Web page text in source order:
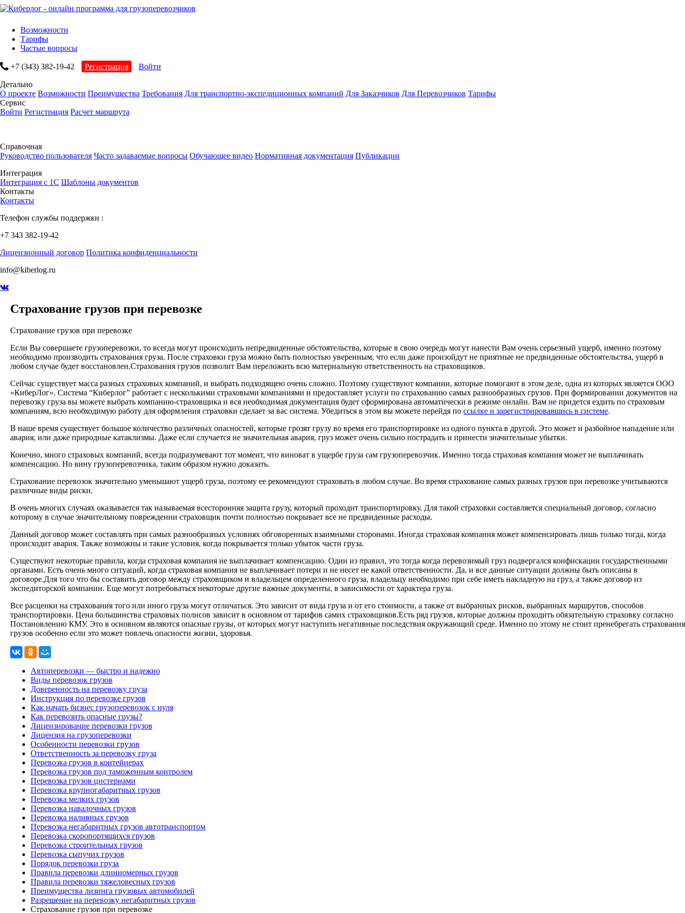
Возможности
Тарифы
Частые вопросы
+7 (343) 382-19-42 Регистрация Войти
Детально
О проекте Возможности Преимущества Требования Для транспортно-экспедиционных компаний Для Заказчиков Для Перевозчиков Тарифы
Сервис
Войти Регистрация Расчет маршрута
Справочная
Руководство пользователя Часто задаваемые вопросы Обучающее видео Нормативная документация Публикации
Интеграция
Интеграция с 1С Шаблоны документов
Контакты
Контакты
Телефон службы поддержки :
+7 343 382-19-42
Лицензионный договор Политика конфиденциальности
info@kiberlog.ru
Страхование грузов при перевозке
Страхование грузов при перевозке
Если Вы совершаете грузоперевозки, то всегда могут происходить непредвиденные обстоятельства, которые в свою очередь могут нанести Вам очень серьезный ущерб, именно поэтому
необходимо производить страхования груза. После страховки груза можно быть полностью уверенным, что если даже произойдут не приятные не предвиденные обстоятельства, ущерб в
любом случае будет восстановлен.Страхования грузов позволит Вам переложить всю материальную ответственность на страховщиков.
Сейчас существует масса разных страховых компаний, и выбрать подходящею очень сложно. Поэтому существуют компании, которые помогают в этом деле, одна из которых является ООО
«КиберЛог». Система “Киберлог” работает с несколькими страховыми компаниями и предоставляет услуги по страхованию самых разнообразных грузов. При формировании документов на
перевозку груза вы можете выбрать компанию-страховщика и вся необходимая документация будет сформирована автоматически в режиме онлайн. Вам не придется ездить по страховым
компаниям, всю необходимую работу для оформления страховки сделает за вас система. Убедиться в этом вы можете перейдя по ссылке и зарегистрировавшись в системе.
В наше время существует большое количество различных опасностей, которые грозят грузу во время его транспортировке из одного пункта в другой. Это может и разбойное нападение или
авария, или даже природные катаклизмы. Даже если случается не значительная авария, груз может очень сильно пострадать и принести значительные убытки.
Конечно, много страховых компаний, всегда подразумевают тот момент, что виноват в ущербе груза сам грузоперевозчик. Именно тогда страховая компания может не выплачивать
компенсацию. Но вину грузоперевозчика, таким образом нужно доказать.
Страхование перевозок значительно уменьшают ущерб груза, поэтому ее рекомендуют страховать в любом случае. Во время страхование самых разных грузов при перевозке учитываются
различные виды риски.
В очень многих случаях оказывается так называемая всесторонняя защита грузу, который проходит транспортировку. Для такой страховки составляется специальный договор, согласно
которому в случае значительному повреждении страховщик почти полностью покрывает все не предвиденные расходы.
Данный договор может составлять при самых разнообразных условиях обговоренных взаимными сторонами. Иногда страховая компания может компенсировать лишь только тогда, когда
происходит авария. Также возможны и такие условия, когда покрывается только убыток части груза.
Существуют некоторые правила, когда страховая компания не выплачивает компенсацию. Один из правил, это тогда когда перевозимый груз подвергался конфискации государственными
органами. Есть очень много ситуаций, когда страховая компания не выплачивает потери и не несет не какой ответственности. Да, и все данные ситуации должны быть описаны в
договоре.Для того что бы составить договор между страховщиком и владельцем определенного груза, владельцу необходимо при себе иметь накладную на груз, а также договор из
экспедиторской компании. Еще могут потребоваться некоторые другие важные документы, в зависимости от характера груза.
Все расценки на страхования того или иного груза могут отличаться. Это зависит от вида груза и от его стоимости, а также от выбранных рисков, выбранных маршрутов, способов
транспортировки. Цена большинства страховых полисов зависит в основном от тарифов самих страховщиков.Есть ряд грузов, которые должны проходить обязательную страховку согласно
Постановлению КМУ. Это в основном являются опасные грузы, от которых могут наступить негативные последствия окружающий среде. Именно по этому не стоит пренебрегать страхования
грузов особенно если это может повлечь опасности жизни, здоровья.
Автоперевозки — быстро и надежно
Виды перевозок грузов
Доверенность на перевозку груза
Инструкция по перевозке грузов
Как начать бизнес грузоперевозок с нуля
Как перевозить опасные грузы?
Лицензирование перевозки грузов
Лицензия на грузоперевозки
Особенности перевозки грузов
Ответственность за перевозку груза
Перевозка грузов в контейнерах
Перевозка грузов под таможенным контролем
Перевозка грузов цистернами
Перевозка крупногабаритных грузов
Перевозка мелких грузов
Перевозка навалочных грузов
Перевозка наливных грузов
Перевозка негабаритных грузов автотранспортом
Перевозка скоропортящихся грузов
Перевозка строительных грузов
Перевозка сыпучих грузов
Порядок перевозки груза
Правила перевозки длинномерных грузов
Правила перевозки тяжеловесных грузов
Преимущества лизинга грузовых автомобилей
Разрешение на перевозку негабаритных грузов
Страхование грузов при перевозке